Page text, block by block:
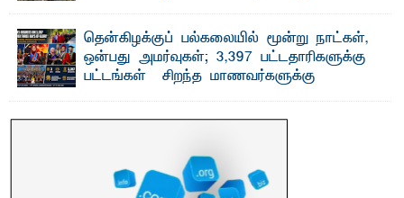
காணப்பட்ட பல ...தென்கிழக்குப் பல்கலையில் மூன்று நாட்கள்,
ஒன்பது அமர்வுகள்; 3,397 பட்டதாரிகளுக்கு
பட்டங்கள் – சிறந்த மாணவர்களுக்கு
மற்றும் சிறப்புப் பரிசுகள்